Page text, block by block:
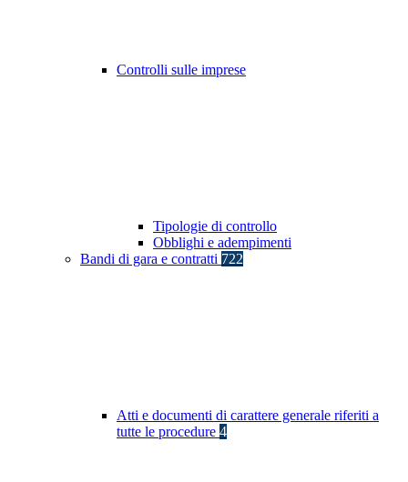
Controlli sulle imprese
Tipologie di controllo
Obblighi e adempimenti
Bandi di gara e contratti 722
Atti e documenti di carattere generale riferiti a
tutte le procedure 4